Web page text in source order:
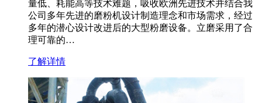
量低、耗能高等技术难题，吸收欧洲先进技术并结合我
公司多年先进的磨粉机设计制造理念和市场需求，经过
多年的潜心设计改进后的大型粉磨设备。立磨采用了合
理可靠的…
了解详情